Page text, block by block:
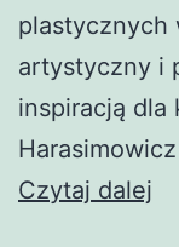
plastycznych
artystyczny i
inspiracją dla
Czytaj dalej